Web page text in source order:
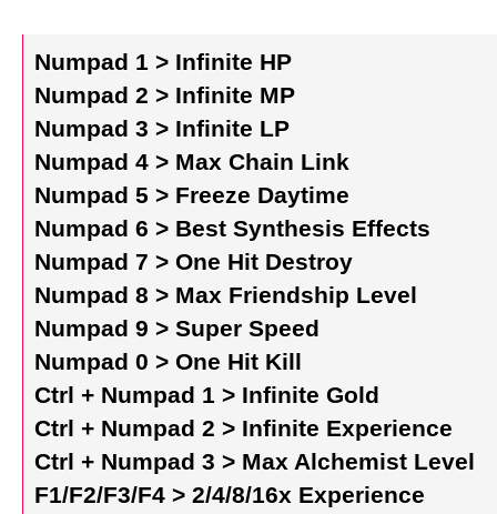
Numpad 1 > Infinite HP
Numpad 2 > Infinite MP
Numpad 3 > Infinite LP
Numpad 4 > Max Chain Link
Numpad 5 > Freeze Daytime
Numpad 6 > Best Synthesis Effects
Numpad 7 > One Hit Destroy
Numpad 8 > Max Friendship Level
Numpad 9 > Super Speed
Numpad 0 > One Hit Kill
Ctrl + Numpad 1 > Infinite Gold
Ctrl + Numpad 2 > Infinite Experience
Ctrl + Numpad 3 > Max Alchemist Level
F1/F2/F3/F4 > 2/4/8/16x Experience